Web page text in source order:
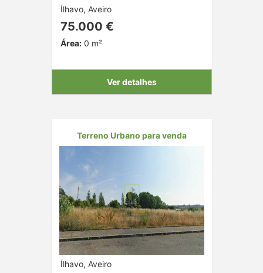
Ílhavo, Aveiro
75.000 €
Área:0 m²
Ver detalhes
Terreno Urbano para venda
Ílhavo, Aveiro